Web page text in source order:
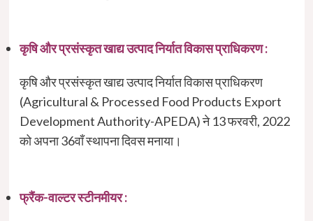
कृषि और प्रसंस्कृत खाद्य उत्पाद निर्यात विकास प्राधिकरण :
कृषि और प्रसंस्कृत खाद्य उत्पाद निर्यात विकास प्राधिकरण
(Agricultural & Processed Food Products Export
Development Authority-APEDA) ने 13 फरवरी, 2022
को अपना 36वाँ स्थापना दिवस मनाया।
फ्रैंक-वाल्टर स्टीनमीयर :